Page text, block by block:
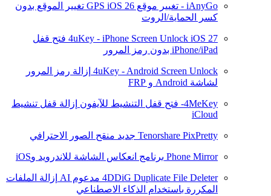
iAnyGo - تغيير موقع GPS iOS 26
تغيير الموقع بدون
كسر الحماية/الروت
4uKey - iPhone Screen Unlock iOS 27
فتح قفل
iPhone/iPad بدون رمز المرور
4uKey - Android Screen Unlock إزالة رمز المرور
لشاشة Android و FRP
4MeKey- فتح قفل التنشيط للآيفون
إزالة قفل تنشيط
iCloud
Tenorshare PixPretty جديد منقح الصور الاحترافي
Phone Mirror برنامج انعكاس الشاشة للاندرويد وiOS
4DDiG Duplicate File Deleter مدعوم AI
إزالة الملفات
المكررة باستخدام الذكاء الاصطناعي